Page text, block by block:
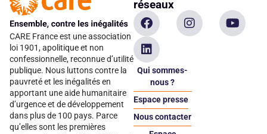
CARE France est une association
loi 1901, apolitique et non
confessionnelle, reconnue d’utilité
publique. Nous luttons contre la
pauvreté et les inégalités en
apportant une aide humanitaire
d’urgence et de développement
dans plus de 100 pays. Parce
qu’elles sont les premières
réseaux
Qui sommes-
nous ?
Espace presse
Nous contacter